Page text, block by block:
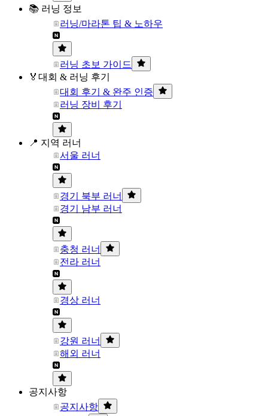
📚 러닝 정보
러닝/마라톤 팁 & 노하우
러닝 초보 가이드
🏅대회 & 러닝 후기
대회 후기 & 완주 인증
러닝 장비 후기
📍 지역 러너
서울 러너
경기 북부 러너
경기 남부 러너
충청 러너
전라 러너
경상 러너
강원 러너
해외 러너
공지사항
공지사항